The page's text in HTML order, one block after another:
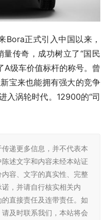
Bora正式引入中国以来，
传奇，成功树立了“国民
A级车价值标杆的称号。曾
宝来也能拥有强大的竞争
入涡轮时代。12900的“司
递更多信息，并不代表本
述文字和内容未经本站证
容、文字的真实性、完整
，并请自行核实相关内
直接责任及连带责任。如
及时联系我们，本站将会